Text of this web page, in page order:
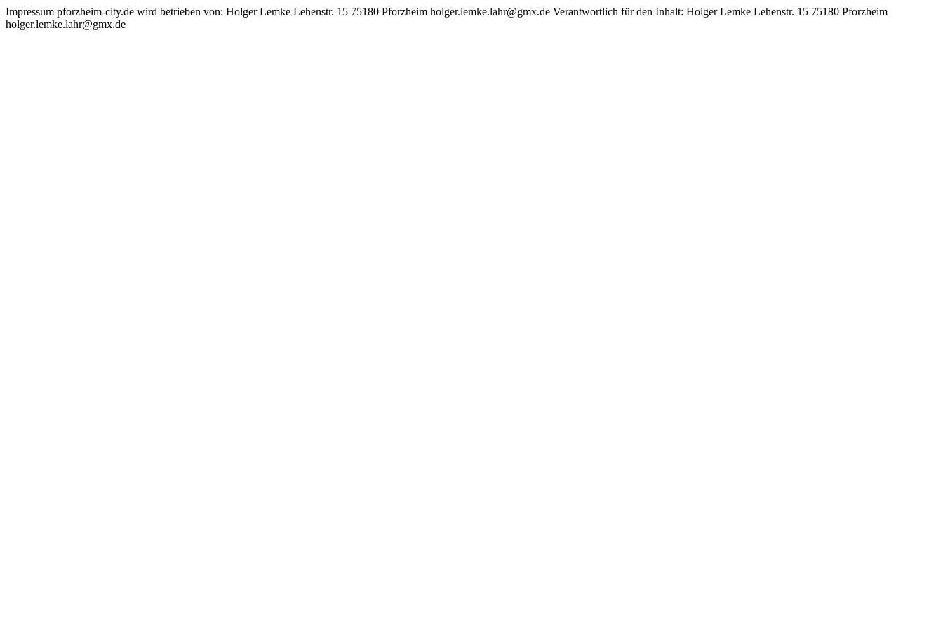
Impressum pforzheim-city.de wird betrieben von: Holger Lemke Lehenstr. 15 75180 Pforzheim holger.lemke.lahr@gmx.de Verantwortlich für den Inhalt: Holger Lemke Lehenstr. 15 75180 Pforzheim
holger.lemke.lahr@gmx.de